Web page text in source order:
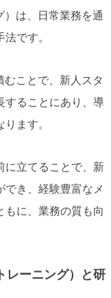
は、日常業務を通
です。
ことで、新人スタ
することにあり、導
ます。
に立てることで、新
でき、経験豊富なメ
もに、業務の質も向
レーニング）と研